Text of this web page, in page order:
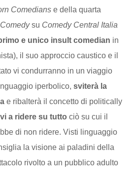
Comedians e della quarta
su Comedy Central Italia
e unico insult comedian in
il suo approccio caustico e il
vi condurranno in un viaggio
iperbolico,sviterà la
e ribalterà il concetto di politically
a ridere su tutto ciò su cui il
di non ridere. Visti linguaggio
la visione ai paladini della
rivolto a un pubblico adulto